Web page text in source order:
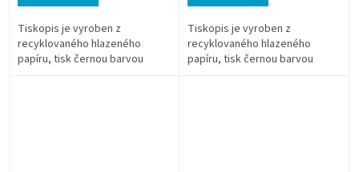
Tiskopis je vyroben z
recyklovaného hlazeného
papíru, tisk černou barvou
Tiskopis je vyroben z
recyklovaného hlazeného
papíru, tisk černou barvou